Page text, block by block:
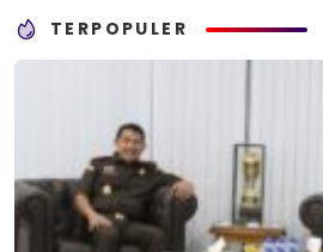
TERPOPULER